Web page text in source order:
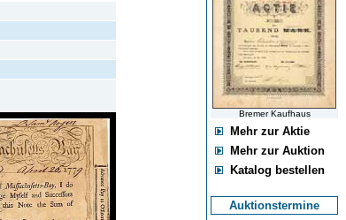
Bremer Kaufhaus
Mehr zur Aktie
Mehr zur Auktion
Katalog bestellen
Auktionstermine